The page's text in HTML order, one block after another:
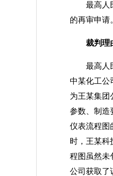
最高人民
的再审申请
裁判理
最高人民
中某化工公
为王某集团
参数、制造
仪表流程图
时，王某科
程图虽然未
公司获取了